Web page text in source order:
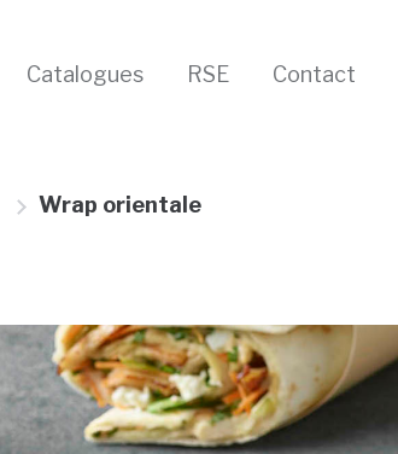
Catalogues RSE Contact
Wrap orientale